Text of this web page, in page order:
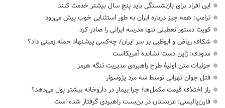
این افراد برای بازنشستگی باید پنج سال بیشتر خدمت کنند
ترامپ: همه چیز درباره ایران به طور استثنایی خوب پیش می‌رود
کویت دستور تعطیلی تنها مدرسه ایرانی را صادر کرد
شکاف ریاض و ابوظبی بر سر ایران/ چه‌کسی پیشنهاد حمله زمینی داد؟
مدودف: ژاپن دست نشانده آمریکاست
جزئیات متن اولیۀ طرح راهبردی مدیریت تنگه هرمز
قتل جوان تهرانی توسط سه مرد پژوسوار
راز اختلاف قیمت مکمل‌ها؛ چرا بیمار در داروخانه بیشتر پول می‌دهد؟
فارن‌پالیسی: عربستان در بن‌بست راهبردی گرفتار شده است